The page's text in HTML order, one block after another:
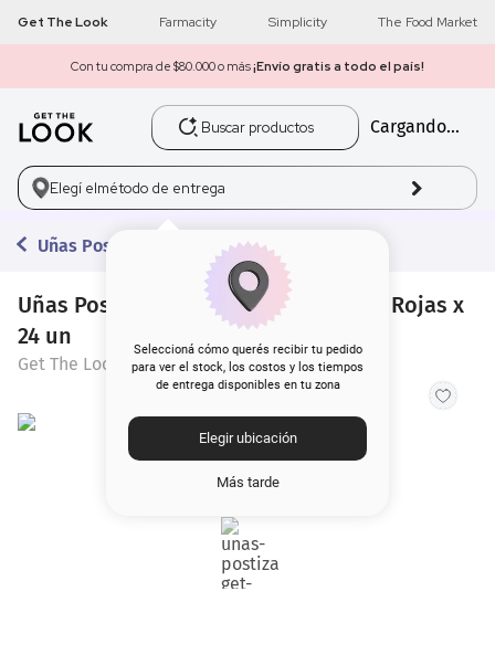
Get The Look Farmacity Simplicity The Food Market
Con tu compra de $80.000 o más¡Envío gratis a todo el país!
Buscar productos
Cargando...
Elegí elmétodo de entrega
Seleccioná cómo querés recibir tu pedido
para ver el stock, los costos y los tiempos
de entrega disponibles en tu zona
Elegir ubicación
Más tarde
Uñas Postizas
Uñas Postizas Get The Look Squoval Rojas x
24 un
Get The Look
1 get the look
2 máscara pestañas
3. loreal
5. corrector